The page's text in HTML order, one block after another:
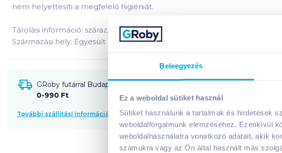
Beleegyezés
Ez a weboldal sütiket használ
Sütiket használunk a tartalmak és hirdetések
weboldalforgalmunk elemzéséhez. Ezenkívül
weboldalhasználatra vonatkozó adatait, akik
számukra vagy az Ön által használt más
nem helyettesíti a megfelelő higiéniát.
Tárolási információ: száraz, hőtől védett helyen tárolandó!
Származási hely: Egyesült Királyság
GRoby futárral Budapestre és környékére szállítható
0-990 Ft
További szállítási információk